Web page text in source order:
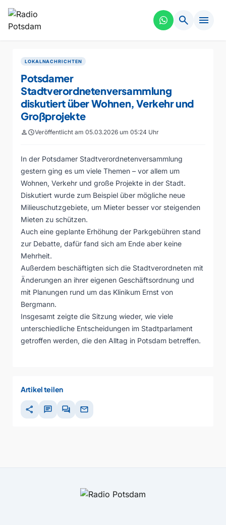
search menu
LOKALNACHRICHTEN
Potsdamer
Stadtverordnetenversammlung
diskutiert über Wohnen, Verkehr und
Großprojekte
personscheduleVeröffentlicht am 05.03.2026 um 05:24 Uhr
In der Potsdamer Stadtverordnetenversammlung
gestern ging es um viele Themen – vor allem um
Wohnen, Verkehr und große Projekte in der Stadt.
Diskutiert wurde zum Beispiel über mögliche neue
Milieuschutzgebiete, um Mieter besser vor steigenden
Mieten zu schützen.
Auch eine geplante Erhöhung der Parkgebühren stand
zur Debatte, dafür fand sich am Ende aber keine
Mehrheit.
Außerdem beschäftigten sich die Stadtverordneten mit
Änderungen an ihrer eigenen Geschäftsordnung und
mit Planungen rund um das Klinikum Ernst von
Bergmann.
Insgesamt zeigte die Sitzung wieder, wie viele
unterschiedliche Entscheidungen im Stadtparlament
getroffen werden, die den Alltag in Potsdam betreffen.
Artikel teilen
share chat forum mail